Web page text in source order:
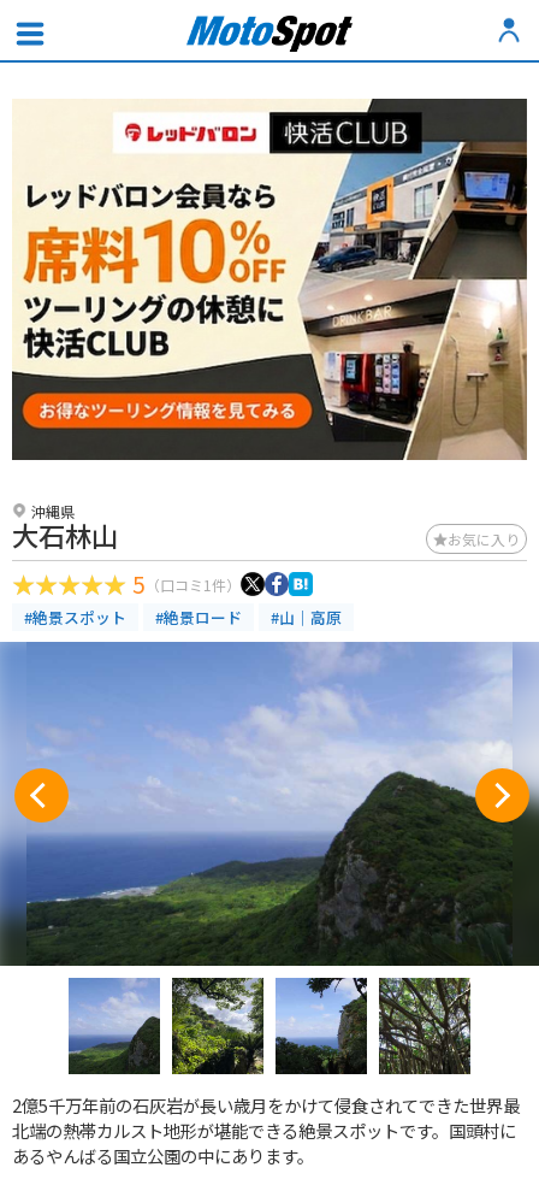
沖縄県
大石林山 お気に入り
5 （口コミ1件）
#絶景スポット #絶景ロード #山｜高原
2億5千万年前の石灰岩が長い歳月をかけて侵食されてできた世界最
北端の熱帯カルスト地形が堪能できる絶景スポットです。国頭村に
あるやんばる国立公園の中にあります。